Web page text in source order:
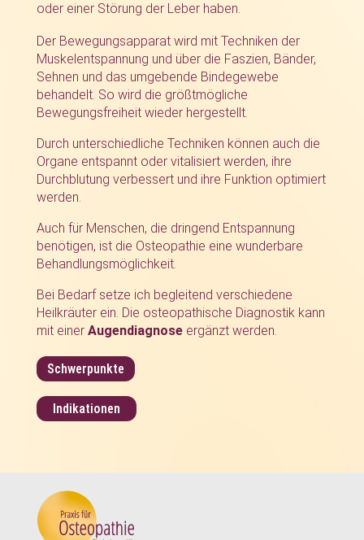
oder einer Störung der Leber haben.
Der Bewegungsapparat wird mit Techniken der
Muskelentspannung und über die Faszien, Bänder,
Sehnen und das umgebende Bindegewebe
behandelt. So wird die größtmögliche
Bewegungsfreiheit wieder hergestellt.
Durch unterschiedliche Techniken können auch die
Organe entspannt oder vitalisiert werden, ihre
Durchblutung verbessert und ihre Funktion optimiert
werden.
Auch für Menschen, die dringend Entspannung
benötigen, ist die Osteopathie eine wunderbare
Behandlungsmöglichkeit.
Bei Bedarf setze ich begleitend verschiedene
Heilkräuter ein. Die osteopathische Diagnostik kann
mit einer Augendiagnose ergänzt werden.
Schwerpunkte
Indikationen